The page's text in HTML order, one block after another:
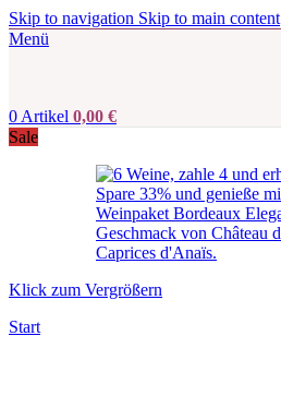
Skip to navigation Skip to main content
Menü
0 Artikel 0,00 €
Sale
Klick zum Vergrößern
Start